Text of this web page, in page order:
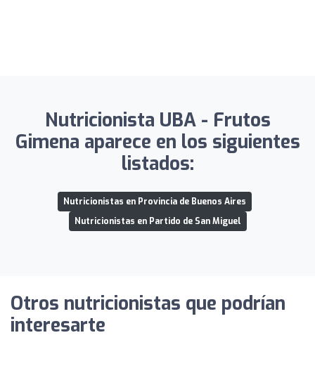
Nutricionista UBA - Frutos
Gimena aparece en los siguientes
listados:
Nutricionistas en Provincia de Buenos Aires
Nutricionistas en Partido de San Miguel
Otros nutricionistas que podrían
interesarte